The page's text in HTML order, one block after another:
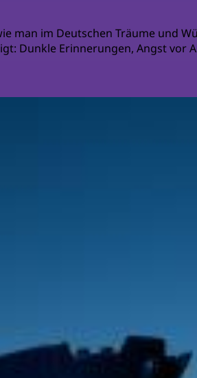
man im Deutschen Träume und
Dunkle Erinnerungen, Angst vor